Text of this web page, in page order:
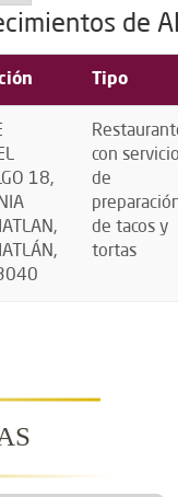
de
Tipo
18,
con
de
de tacos y
tortas